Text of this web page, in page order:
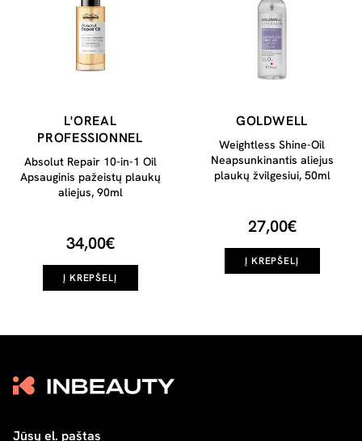
L'OREAL
PROFESSIONNEL
Absolut Repair 10-in-1 Oil
Apsauginis pažeistų plaukų
aliejus, 90ml
34,00€
Į KREPŠELĮ
GOLDWELL
Weightless Shine-Oil
Neapsunkinantis aliejus
plaukų žvilgesiui, 50ml
27,00€
Į KREPŠELĮ